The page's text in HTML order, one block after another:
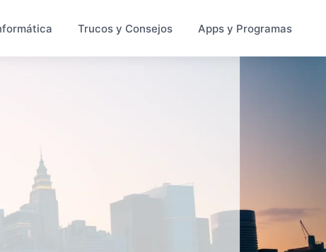
Trucos y Consejos Apps y Programas